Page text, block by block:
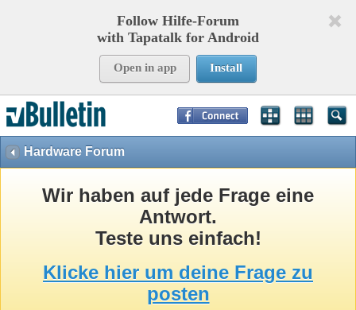
Follow Hilfe-Forum
with Tapatalk for Android
Open in app Install
Hardware Forum
Wir haben auf jede Frage eine
Antwort.
Teste uns einfach!
Klicke hier um deine Frage zu
posten
Page Time:0,60732
Templates:34